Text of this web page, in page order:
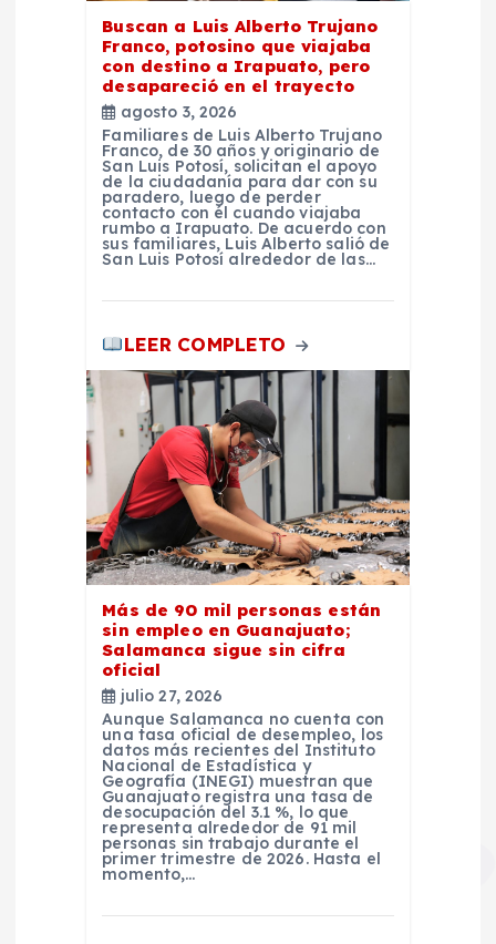
Buscan a Luis Alberto Trujano
Franco, potosino que viajaba
con destino a Irapuato, pero
desapareció en el trayecto
agosto 3, 2026
Familiares de Luis Alberto Trujano
Franco, de 30 años y originario de
San Luis Potosí, solicitan el apoyo
de la ciudadanía para dar con su
paradero, luego de perder
contacto con él cuando viajaba
rumbo a Irapuato. De acuerdo con
sus familiares, Luis Alberto salió de
San Luis Potosí alrededor de las…
LEER COMPLETO
Más de 90 mil personas están
sin empleo en Guanajuato;
Salamanca sigue sin cifra
oficial
julio 27, 2026
Aunque Salamanca no cuenta con
una tasa oficial de desempleo, los
datos más recientes del Instituto
Nacional de Estadística y
Geografía (INEGI) muestran que
Guanajuato registra una tasa de
desocupación del 3.1 %, lo que
representa alrededor de 91 mil
personas sin trabajo durante el
primer trimestre de 2026. Hasta el
momento,…